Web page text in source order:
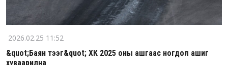
2026.02.25 11:52
&quot;Баян тээг&quot; ХК 2025 оны ашгаас ногдол ашиг
хуваарилна